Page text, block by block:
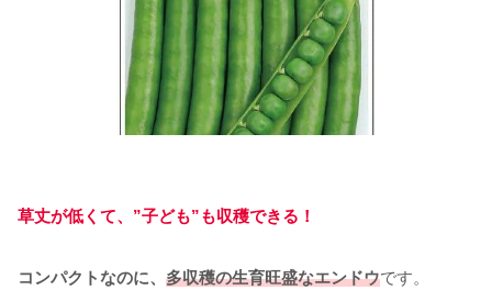
草丈が低くて、”子ども”も収穫できる！
コンパクトなのに、 多収穫の生育旺盛なエンドウです。